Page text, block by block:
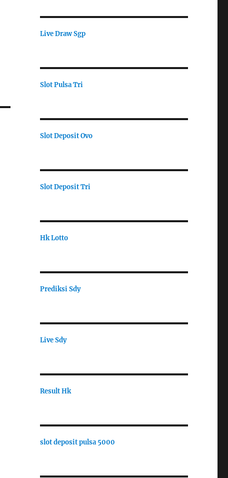
Live Draw Sgp
Slot Pulsa Tri
Slot Deposit Ovo
Slot Deposit Tri
Hk Lotto
Prediksi Sdy
Live Sdy
Result Hk
slot deposit pulsa 5000